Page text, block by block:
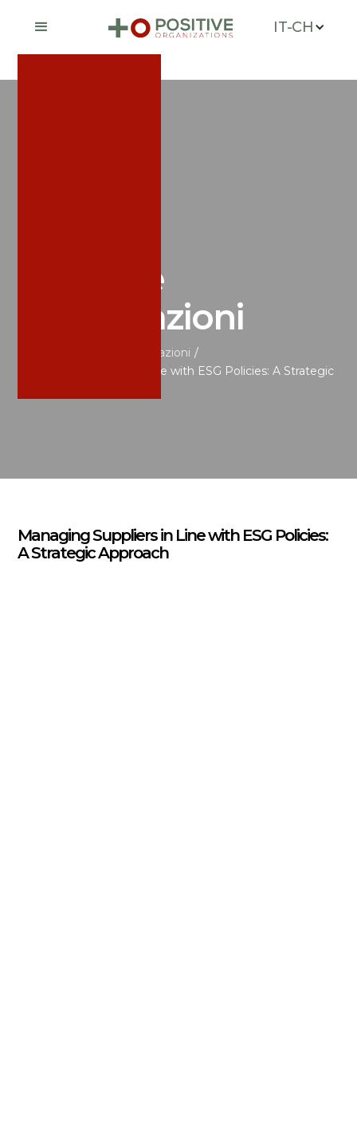
IT-CH
Notizie e
pubblicazioni
Notizie e pubblicazioni /
Managing Suppliers in Line with ESG Policies: A Strategic
Managing Suppliers in Line with ESG Policies:
A Strategic Approach